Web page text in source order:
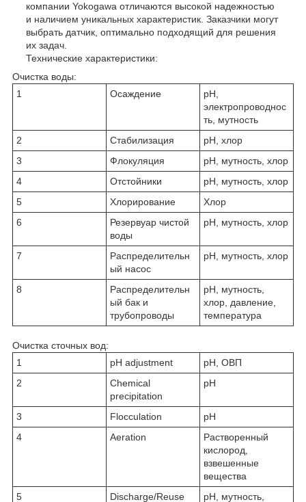
компании Yokogawa отличаются высокой надежностью
и наличием уникальных характеристик. Заказчики могут
выбрать датчик, оптимально подходящий для решения
их задач.
Технические характеристики:
Очистка воды:
1
Осаждение
pH,
электропроводнос
ть, мутность
2
Стабилизация
pH, хлор
3
Флокуляция
pH, мутность, хлор
4
Отстойники
pH, мутность, хлор
5
Хлорирование
Хлор
6
Резервуар чистой
воды
pH, мутность, хлор
7
Распределительн
ый насос
pH, мутность, хлор
8
Распределительн
ый бак и
трубопроводы
pH, мутность,
хлор, давление,
температура
Очистка сточных вод:
1
pH adjustment
pH, OВП
2
Chemical
precipitation
pH
3 Flocculation
pH
4
Aeration
Растворенный
кислород,
взвешенные
вещества
5
Discharge/Reuse pH, мутность,